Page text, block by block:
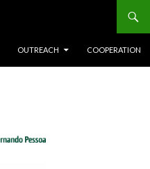
OUTREACH COOPERATION